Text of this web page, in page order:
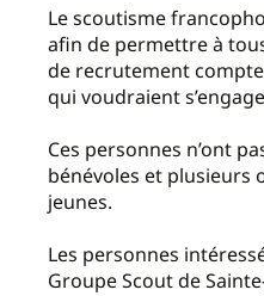
Le scoutisme
afin de permettre à
de recrutement
qui voudraient
Ces personnes n’ont
bénévoles et plusieurs
jeunes.
Les personnes
Groupe Scout de